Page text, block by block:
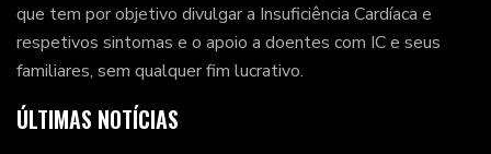
que tem por objetivo divulgar a Insuficiência Cardíaca e
respetivos sintomas e o apoio a doentes com IC e seus
familiares, sem qualquer fim lucrativo.
ÚLTIMAS NOTÍCIAS